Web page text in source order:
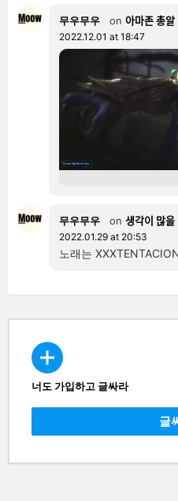
무우무우 on 아마존
2022.12.01 at 18:47
무우무우 on 생각이
2022.01.29 at 20:53
노래는
CREATE
너도 가입하고 글싸라
글